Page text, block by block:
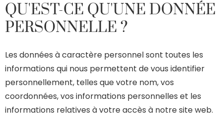
QU'EST-CE QU'UNE DONNÉE
PERSONNELLE ?
Les données à caractère personnel sont toutes les
informations qui nous permettent de vous identifier
personnellement, telles que votre nom, vos
coordonnées, vos informations personnelles et les
informations relatives à votre accès à notre site web.